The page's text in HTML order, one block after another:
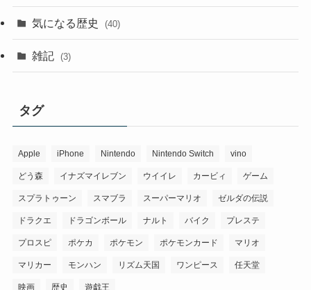
気になる歴史 (40)
雑記 (3)
タグ
Apple iPhone Nintendo Nintendo Switch vino
どう森 イナズマイレブン ウイイレ カービィ ゲーム
スプラトゥーン スマブラ スーパーマリオ ゼルダの伝説
ドラクエ ドラゴンボール ナルト バイク プレステ
プロスピ ポケカ ポケモン ポケモンカード マリオ
マリカー モンハン リズム天国 ワンピース 任天堂
映画 歴史 遊戯王